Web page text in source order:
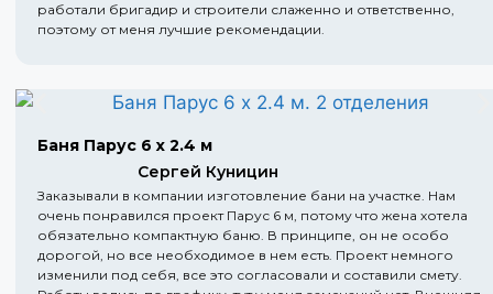
работали бригадир и строители слаженно и ответственно,
поэтому от меня лучшие рекомендации.
Баня Парус 6 х 2.4 м
Сергей Куницин
Заказывали в компании изготовление бани на участке. Нам
очень понравился проект Парус 6 м, потому что жена хотела
обязательно компактную баню. В принципе, он не особо
дорогой, но все необходимое в нем есть. Проект немного
изменили под себя, все это согласовали и составили смету.